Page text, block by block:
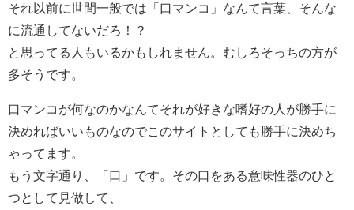
それ以前に世間一般では「口マンコ」なんて言葉、そんな
に流通してないだろ！？
と思ってる人もいるかもしれません。むしろそっちの方が
多そうです。
口マンコが何なのかなんてそれが好きな嗜好の人が勝手に
決めればいいものなのでこのサイトとしても勝手に決めち
ゃってます。
もう文字通り、「口」です。その口をある意味性器のひと
つとして見做して、